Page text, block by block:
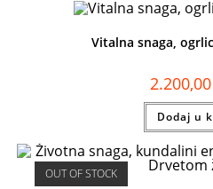
Vitalna snaga,
2.200,00
Dodaj u
OUT OF STOCK